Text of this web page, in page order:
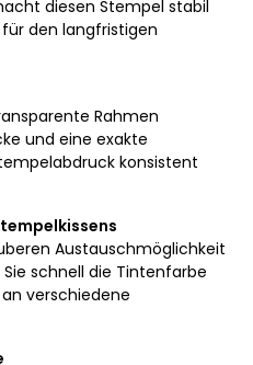
diesen Stempel stabil
den langfristigen
Rahmen
und eine exakte
konsistent
Austauschmöglichkeit
schnell die Tintenfarbe
verschiedene